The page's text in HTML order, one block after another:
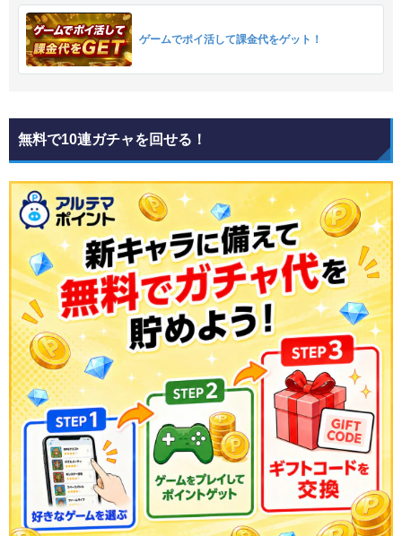
ゲームでポイ活して課金代をゲット！
無料で10連ガチャを回せる！